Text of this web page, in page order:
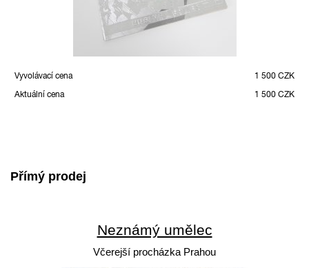
Vyvolávací cena
1 500 CZK
Aktuální cena
1 500 CZK
Přímý prodej
Neznámý umělec
Včerejší procházka Prahou